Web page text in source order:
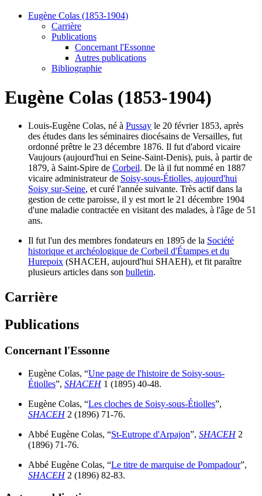
Eugène Colas (1853-1904)
Carrière
Publications
Concernant l'Essonne
Autres publications
Bibliographie
Eugène Colas (1853-1904)
Louis-Eugène Colas, né à Pussay le 20 février 1853, après
des études dans les séminaires diocésains de Versailles, fut
ordonné prêtre le 23 décembre 1876. Il fut d'abord vicaire
Vaujours (aujourd'hui en Seine-Saint-Denis), puis, à partir de
1879, à Saint-Spire de Corbeil. De là il fut nommé en 1887
vicaire administrateur de Soisy-sous-Étiolles, aujourd'hui
Soisy sur-Seine, et curé l'année suivante. Très actif dans la
gestion de cette paroisse, il y est mort le 21 décembre 1904
d'une maladie contractée en visitant des malades, à l'âge de 51
ans.
Il fut l'un des membres fondateurs en 1895 de la Société
historique et archéologique de Corbeil d'Étampes et du
Hurepoix (SHACEH, aujourd'hui SHAEH), et fit paraître
plusieurs articles dans son bulletin.
Carrière
Publications
Concernant l'Essonne
Eugène Colas, “Une page de l'histoire de Soisy-sous-
Étiolles”, SHACEH1 (1895) 40-48.
Eugène Colas, “Les cloches de Soisy-sous-Étiolles”,
SHACEH2 (1896) 71-76.
Abbé Eugène Colas, “St-Eutrope d'Arpajon”, SHACEH2
(1896) 71-76.
Abbé Eugène Colas, “Le titre de marquise de Pompadour”,
SHACEH2 (1896) 82-83.